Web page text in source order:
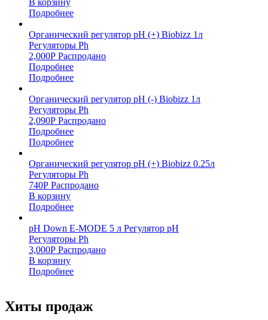
В корзину
Подробнее
Органический регулятор pH (+) Biobizz 1л
Регуляторы Ph
2,000Р Распродано
Подробнее
Подробнее
Органический регулятор pH (-) Biobizz 1л
Регуляторы Ph
2,090Р Распродано
Подробнее
Подробнее
Органический регулятор pH (+) Biobizz 0.25л
Регуляторы Ph
740Р Распродано
В корзину
Подробнее
pH Down E-MODE 5 л Регулятор pH
Регуляторы Ph
3,000Р Распродано
В корзину
Подробнее
Хиты продаж